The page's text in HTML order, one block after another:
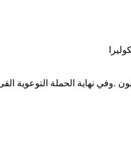
.وفي نهاية الحملة التوعوية